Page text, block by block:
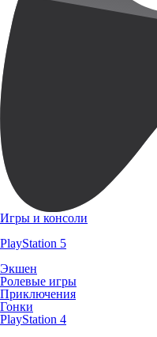
Игры и консоли
PlayStation 5
Экшен
Ролевые игры
Приключения
Гонки
PlayStation 4